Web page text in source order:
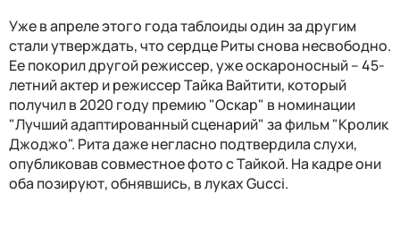
Уже в апреле этого года таблоиды один за другим
стали утверждать, что сердце Риты снова несвободно.
Ее покорил другой режиссер, уже оскароносный – 45-
летний актер и режиссер Тайка Вайтити, который
получил в 2020 году премию "Оскар" в номинации
"Лучший адаптированный сценарий" за фильм "Кролик
Джоджо". Рита даже негласно подтвердила слухи,
опубликовав совместное фото с Тайкой. На кадре они
оба позируют, обнявшись, в луках Gucci.